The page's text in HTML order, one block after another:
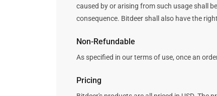
caused by or arising from such usage shall
consequence. Bitdeer shall also have the
Non-Refundable
As specified in our terms of use, once an
Pricing